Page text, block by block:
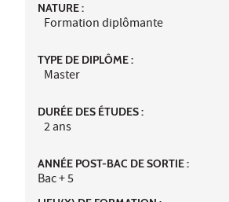
NATURE :
Formation diplômante
TYPE DE DIPLÔME :
Master
DURÉE DES ÉTUDES :
2 ans
ANNÉE POST-BAC DE SORTIE :
Bac + 5